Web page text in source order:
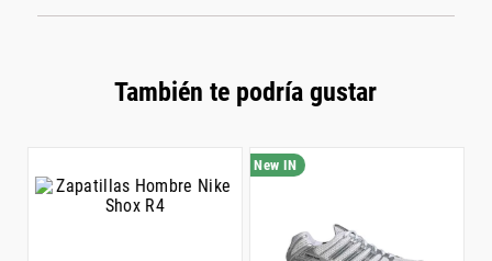
También te podría gustar